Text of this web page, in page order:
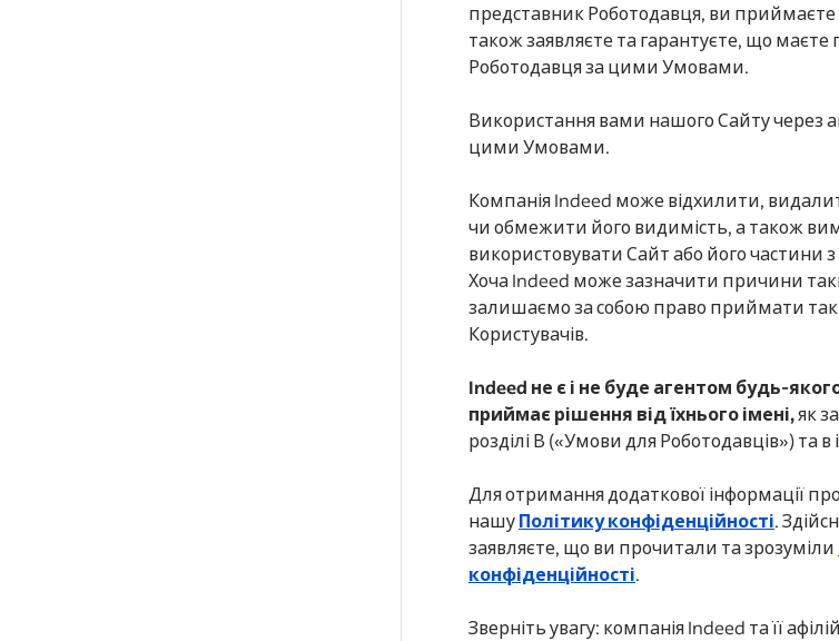
представник Роботодавця, ви приймаєте
також заявляєте та гарантуєте, що
Роботодавця за цими Умовами.
Використання вами нашого Сайту через
цими Умовами.
Компанія Indeed може відхилити,
чи обмежити його видимість, а також
використовувати Сайт або його
Хоча Indeed може зазначити причини
залишаємо за собою право приймати
Користувачів.
Indeed не є і не буде агентом будь-
приймає рішення від їхнього імені,як
розділі В («Умови для Роботодавців») та
Для отримання додаткової інформації
нашуПолітику конфіденційності.
заявляєте, що ви прочитали та зрозуміли
конфіденційності.
Зверніть увагу: компанія Indeed та її